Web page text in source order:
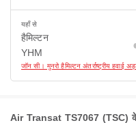
यहाँ से
हैमिल्टन
YHM
जॉन सी। मुनरो हैमिल्टन अंतर्राष्ट्रीय हवाई
Air Transat TS7067 (TSC) के